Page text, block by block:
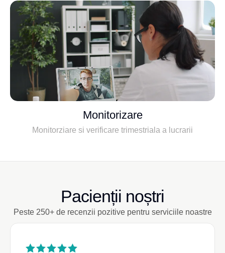
Monitorizare
Monitorziare si verificare trimestriala a lucrarii
Pacienții noștri
Peste 250+ de recenzii pozitive pentru serviciile noastre